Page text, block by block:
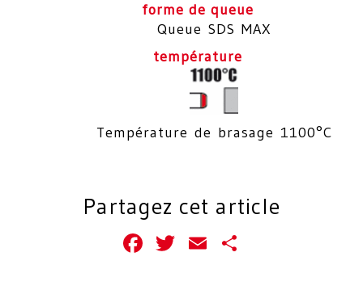
forme de queue
Queue SDS MAX
température
Température de brasage 1100°C
Partagez cet article
Facebook
Twitter
Email